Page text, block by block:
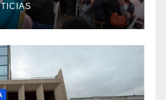
y el